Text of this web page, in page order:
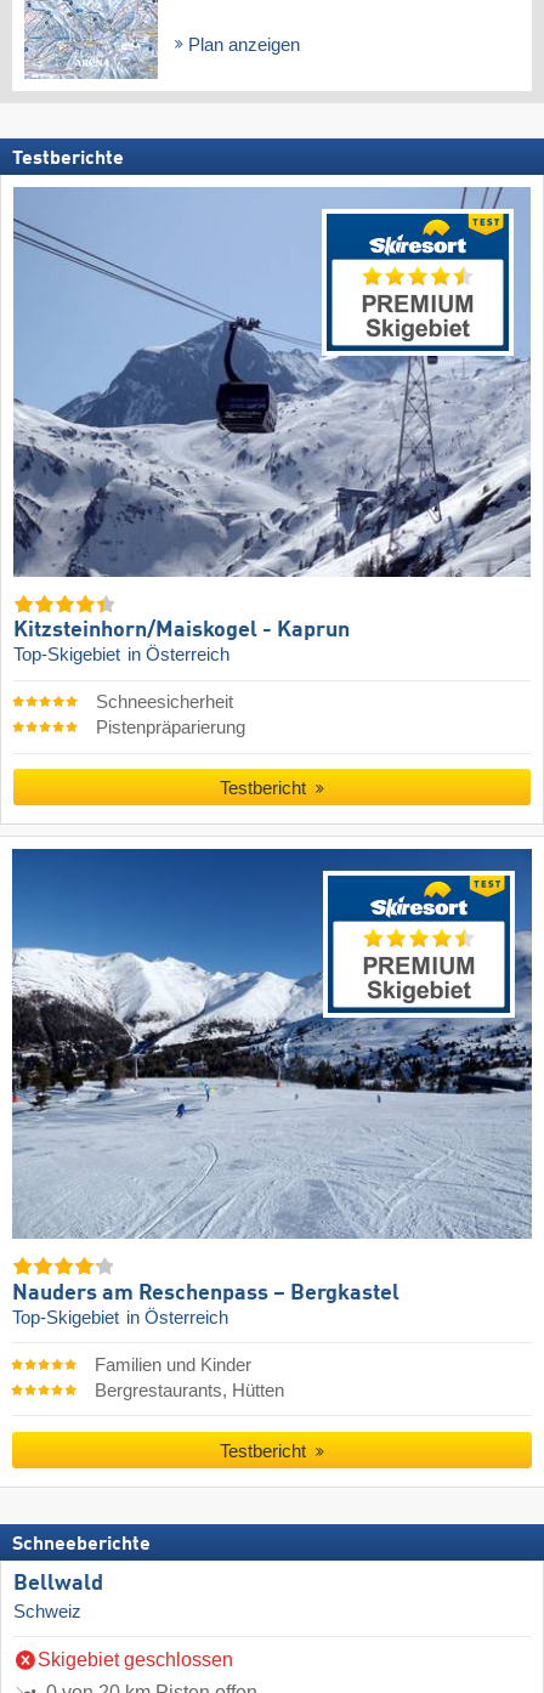
Plan anzeigen
Testberichte
Kitzsteinhorn/​Maiskogel - Kaprun
Top-Skigebiet in Österreich
Schneesicherheit
Pistenpräparierung
Testbericht
Nauders am Reschenpass – Bergkastel
Top-Skigebiet in Österreich
Familien und Kinder
Bergrestaurants, Hütten
Testbericht
Schneeberichte
Bellwald
Schweiz
Skigebiet geschlossen